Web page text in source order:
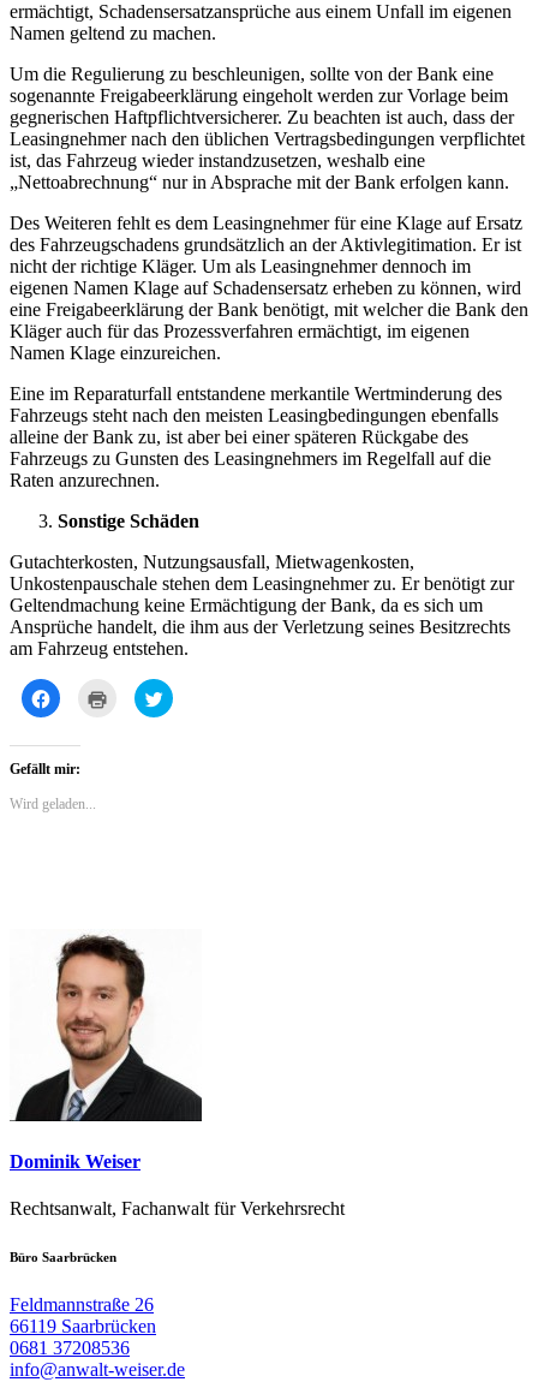
ermächtigt, Schadensersatzansprüche aus einem Unfall im eigenen
Namen geltend zu machen.
Um die Regulierung zu beschleunigen, sollte von der Bank eine
sogenannte Freigabeerklärung eingeholt werden zur Vorlage beim
gegnerischen Haftpflichtversicherer. Zu beachten ist auch, dass der
Leasingnehmer nach den üblichen Vertragsbedingungen verpflichtet
ist, das Fahrzeug wieder instandzusetzen, weshalb eine
„Nettoabrechnung“ nur in Absprache mit der Bank erfolgen kann.
Des Weiteren fehlt es dem Leasingnehmer für eine Klage auf Ersatz
des Fahrzeugschadens grundsätzlich an der Aktivlegitimation. Er ist
nicht der richtige Kläger. Um als Leasingnehmer dennoch im
eigenen Namen Klage auf Schadensersatz erheben zu können, wird
eine Freigabeerklärung der Bank benötigt, mit welcher die Bank den
Kläger auch für das Prozessverfahren ermächtigt, im eigenen
Namen Klage einzureichen.
Eine im Reparaturfall entstandene merkantile Wertminderung des
Fahrzeugs steht nach den meisten Leasingbedingungen ebenfalls
alleine der Bank zu, ist aber bei einer späteren Rückgabe des
Fahrzeugs zu Gunsten des Leasingnehmers im Regelfall auf die
Raten anzurechnen.
Sonstige Schäden
Gutachterkosten, Nutzungsausfall, Mietwagenkosten,
Unkostenpauschale stehen dem Leasingnehmer zu. Er benötigt zur
Geltendmachung keine Ermächtigung der Bank, da es sich um
Ansprüche handelt, die ihm aus der Verletzung seines Besitzrechts
am Fahrzeug entstehen.
Klick,
um
zu
teilen
(Wird
in
neuem
Klicken
zum
Ausdrucken
Klick,
um
Gefällt mir:
Wird geladen...
Dominik Weiser
Rechtsanwalt, Fachanwalt für Verkehrsrecht
Büro Saarbrücken
Feldmannstraße 26
66119 Saarbrücken
0681 37208536
info@anwalt-weiser.de